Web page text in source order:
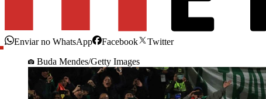
Enviar no WhatsApp Facebook
Twitter
Buda Mendes/Getty Images